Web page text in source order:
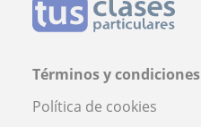
Términos y condiciones
Política de cookies